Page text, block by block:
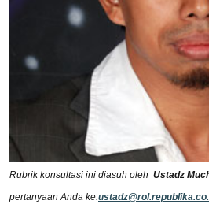
Rubrik konsultasi ini diasuh oleh Ustadz
pertanyaan Anda ke: